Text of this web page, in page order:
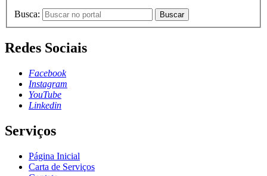
Busca: Buscar
Redes Sociais
Facebook
Instagram
YouTube
Linkedin
Serviços
Página Inicial
Carta de Serviços